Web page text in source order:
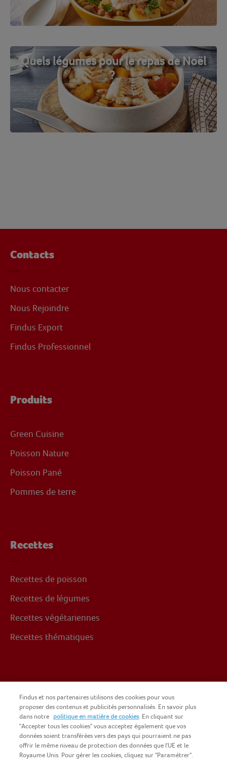
Quels légumes pour le repas de Noël
?
Contacts
Nous contacter
Nous Rejoindre
Findus Export
Findus Professionnel
Produits
Green Cuisine
Poisson Nature
Poisson Pané
Pommes de terre
Recettes
Recettes de poisson
Recettes de légumes
Recettes végétariennes
Recettes thématiques
Facebook
Findus et nos partenaires utilisons des cookies pour vous
proposer des contenus et publicités personnalisés. En savoir plus
dans notre politique en matière de cookies. En cliquant sur
"Accepter tous les cookies" vous acceptez également que vos
données soient transférées vers des pays qui pourraient ne pas
offrir le même niveau de protection des données que l'UE et le
Royaume Unis. Pour gérer les cookies, cliquez sur "Paramétrer".